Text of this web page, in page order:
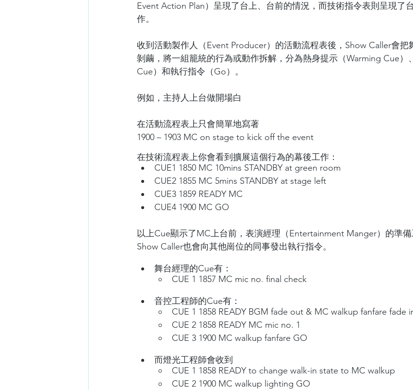
Event Action Plan）呈現了台上、台前的情況，而技術指令表則呈現了
作。
收到活動製作人（Event Producer）的活動流程表後，Show Caller會把
剝繭，將一組籠統的行為或動作拆解，分為熱身提示（Warming Cue）
Cue）和執行指令（Go）。
例如，主持人上台做開場白
在活動流程表上只會簡單地寫著
1900 – 1903 MC on stage to kick off the event
在技術流程表上你會看到擴展這個行為的幕後工作：
CUE1 1850 MC 10mins STANDBY at green room
CUE2 1855 MC 5mins STANDBY at stage left
CUE3 1859 READY MC
CUE4 1900 MC GO
以上Cue顯示了MC上台前，表演經理（Entertainment Manger）的準備
Show Caller也會向其他崗位的同事發出執行指令。
舞台經理的Cue有：
CUE 1 1857 MC mic no. final check
音控工程師的Cue有：
CUE 1 1858 READY BGM fade out & MC walkup fanfare fade
CUE 2 1858 READY MC mic no. 1
CUE 3 1900 MC walkup fanfare GO
而燈光工程師會收到
CUE 1 1858 READY to change walk-in state to MC walkup
CUE 2 1900 MC walkup lighting GO